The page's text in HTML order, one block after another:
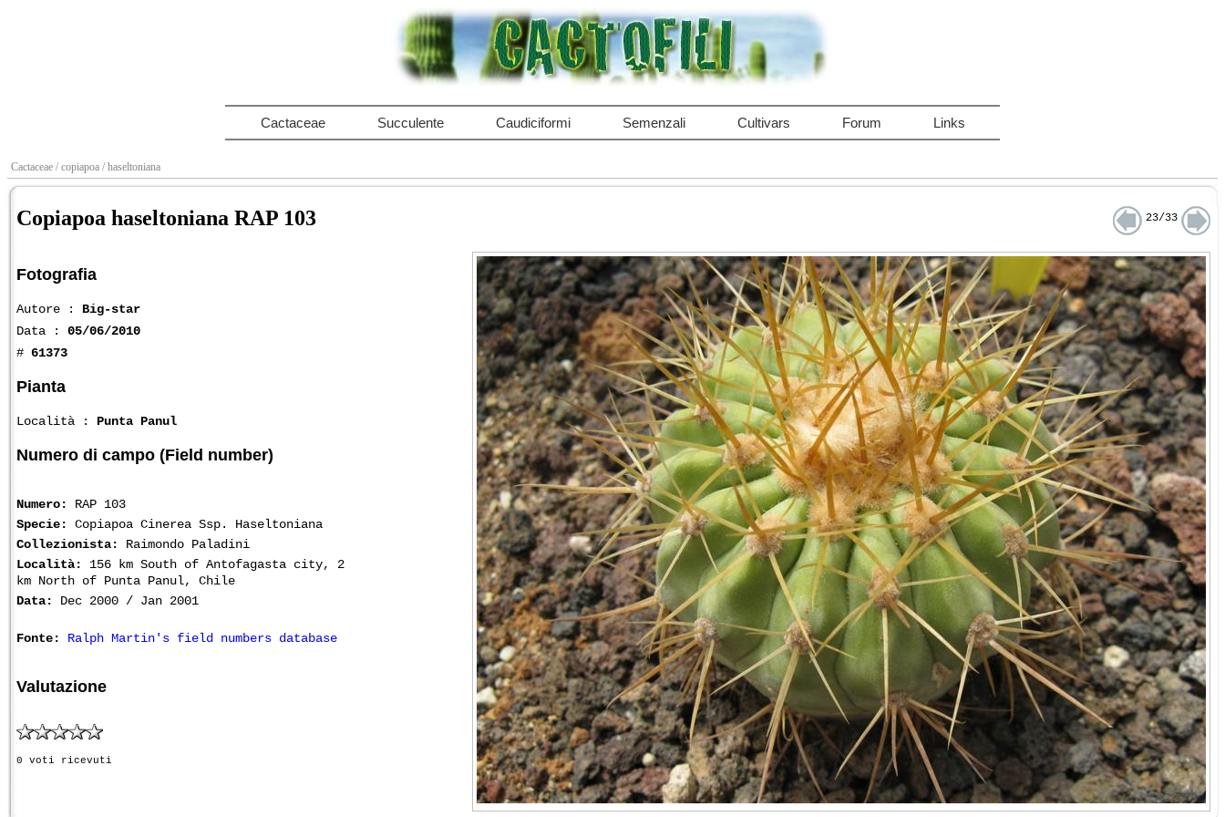
Cactaceae Succulente Caudiciformi Semenzali Cultivars Forum Links
Cactaceae / copiapoa / haseltoniana
Copiapoa haseltoniana RAP 103 23/33
Fotografia
Autore : Big-star
Data : 05/06/2010
# 61373
Pianta
Località : Punta Panul
Numero di campo (Field number)
Numero:
RAP 103
Specie:
Copiapoa Cinerea Ssp. Haseltoniana
Collezionista:
Raimondo Paladini
Località:
156 km South of Antofagasta city, 2
km North of Punta Panul, Chile
Data:
Dec 2000 / Jan 2001
Fonte: Ralph Martin's field numbers database
Valutazione
0 voti ricevuti